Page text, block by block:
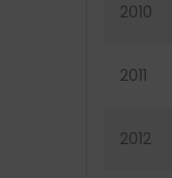
2010
2011
2012